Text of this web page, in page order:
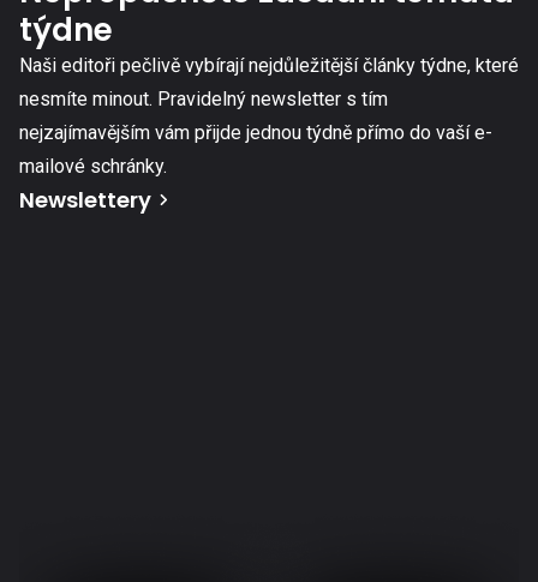
týdne
Naši editoři pečlivě vybírají nejdůležitější články týdne, které
nesmíte minout. Pravidelný newsletter s tím
nejzajímavějším vám přijde jednou týdně přímo do vaší e-
mailové schránky.
Newslettery